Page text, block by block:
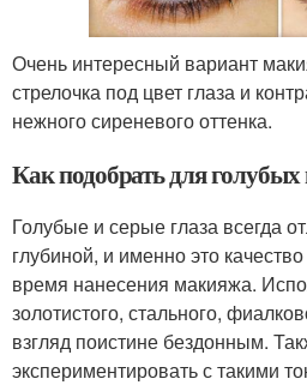
Очень интересный вариант
стрелочка под цвет глаза и
нежного сиреневого оттенка.
Как подобрать для голубых
Голубые и серые глаза всегда
глубиной, и именно это
время нанесения макияжа.
золотистого, стального,
взгляд поистине бездонным.
экспериментировать с такими